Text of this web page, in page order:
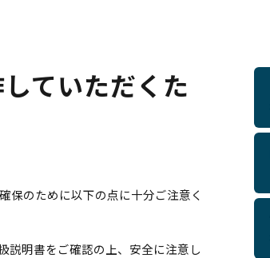
ていただくた
保のために以下の点に十分ご注意く
説明書をご確認の上、安全に注意し